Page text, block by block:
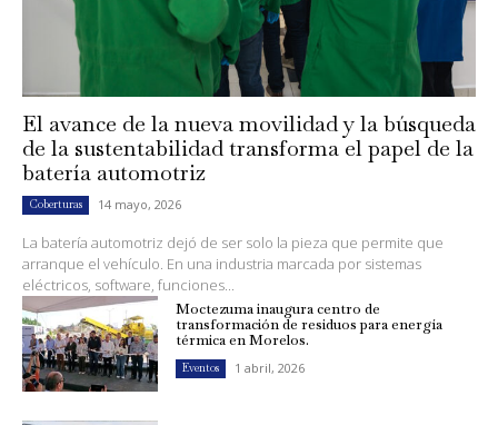
El avance de la nueva movilidad y la búsqueda
de la sustentabilidad transforma el papel de la
batería automotriz
Coberturas 14 mayo, 2026
La batería automotriz dejó de ser solo la pieza que permite que
arranque el vehículo. En una industria marcada por sistemas
eléctricos, software, funciones...
Moctezuma inaugura centro de
transformación de residuos para energía
térmica en Morelos.
Eventos 1 abril, 2026